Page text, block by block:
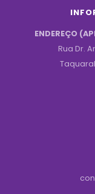
ENDEREÇO
Rua Dr.